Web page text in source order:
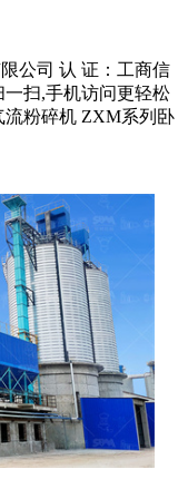
公司 认 证：工商信
一扫,手机访问更轻松
粉碎机 ZXM系列卧